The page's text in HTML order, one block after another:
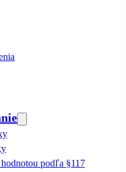
podľa §117